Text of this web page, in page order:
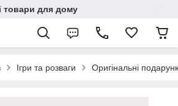
товари для дому
Ігри та розваги Оригінальні